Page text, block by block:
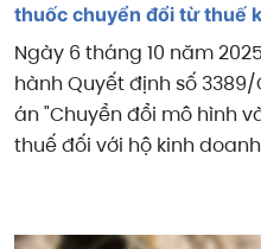
thuốc chuyển đổi từ thuế
Ngày 6 tháng 10 năm
hành Quyết định số
án "Chuyển đổi mô hình
thuế đối với hộ kinh